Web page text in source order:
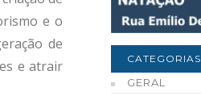
e o
de
e atrair
CATEGORIAS
GERAL